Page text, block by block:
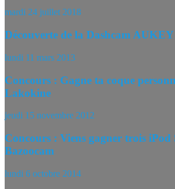
mardi 24 juillet 2018
Découverte de la Dashcam AUKEY
lundi 11 mars 2013
Concours : Gagne ta coque
Lakokine
jeudi 15 novembre 2012
Concours : Viens gagner trois iPod
Bazoocam
lundi 6 octobre 2014